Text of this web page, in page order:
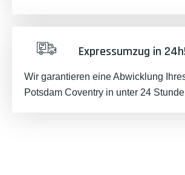
Expressumzug in 24h!
Wir garantieren eine Abwicklung
Potsdam Coventry in unter 24